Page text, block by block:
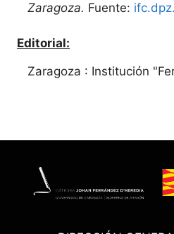
Zaragoza. Fuente:
Editorial:
Zaragoza : Institución